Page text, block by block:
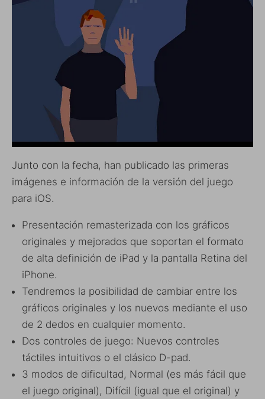
Junto con la fecha, han publicado las primeras
imágenes e información de la versión del juego
para iOS.
Presentación remasterizada con los gráficos
originales y mejorados que soportan el formato
de alta definición de iPad y la pantalla Retina del
iPhone.
Tendremos la posibilidad de cambiar entre los
gráficos originales y los nuevos mediante el uso
de 2 dedos en cualquier momento.
Dos controles de juego: Nuevos controles
táctiles intuitivos o el clásico D-pad.
3 modos de dificultad, Normal (es más fácil que
el juego original), Difícil (igual que el original) y